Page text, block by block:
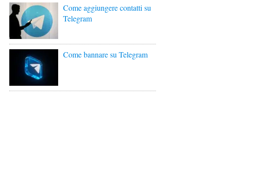
Come aggiungere contatti su
Telegram
Come bannare su Telegram